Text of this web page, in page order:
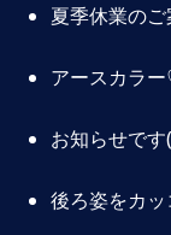
夏季休業のご
アースカラ
お知らせです
後ろ姿をカッ